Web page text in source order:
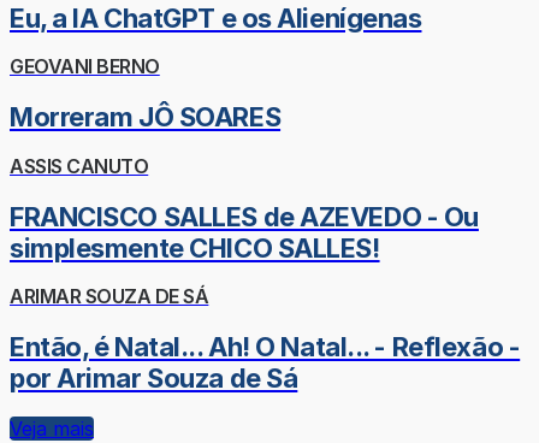
Eu, a IA ChatGPT e os Alienígenas
GEOVANI BERNO
Morreram JÔ SOARES
ASSIS CANUTO
FRANCISCO SALLES de AZEVEDO - Ou
simplesmente CHICO SALLES!
ARIMAR SOUZA DE SÁ
Então, é Natal... Ah! O Natal... - Reflexão -
por Arimar Souza de Sá
Veja mais